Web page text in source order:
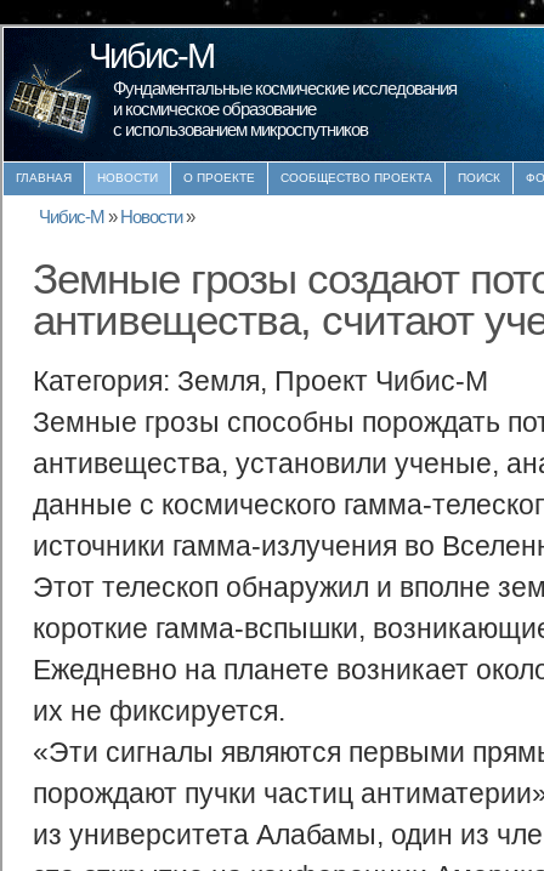
Чибис-М
Фундаментальные космические исследования
и космическое образование
с использованием микроспутников
ГЛАВНАЯ НОВОСТИ О ПРОЕКТЕ СООБЩЕСТВО ПРОЕКТА ПОИСК
Чибис-М » Новости»
Земные грозы создают
антивещества, считают
Категория: Земля, Проект Чибис-М
Земные грозы способны порождать
антивещества, установили ученые,
данные с космического гамма-
источники гамма-излучения во
Этот телескоп обнаружил и вполне
короткие гамма-вспышки,
Ежедневно на планете возникает
их не фиксируется.
«Эти сигналы являются первыми
порождают пучки частиц
из университета Алабамы, один из